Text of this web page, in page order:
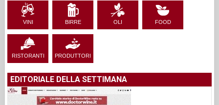
VINI BIRRE OLI FOOD
RISTORANTI PRODUTTORI
EDITORIALE DELLA SETTIMANA